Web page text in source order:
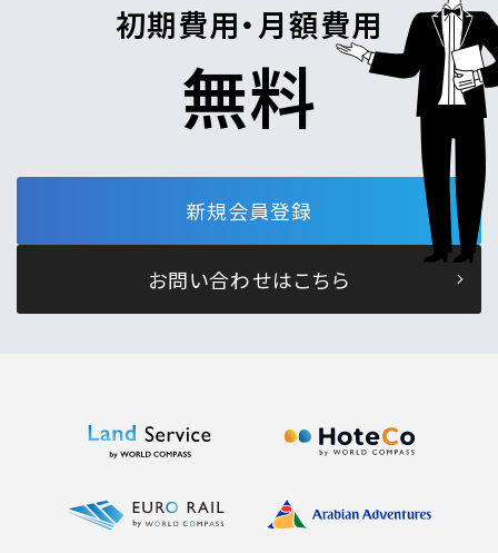
初期費用・月額費用
無料
新規会員登録
お問い合わせはこちら